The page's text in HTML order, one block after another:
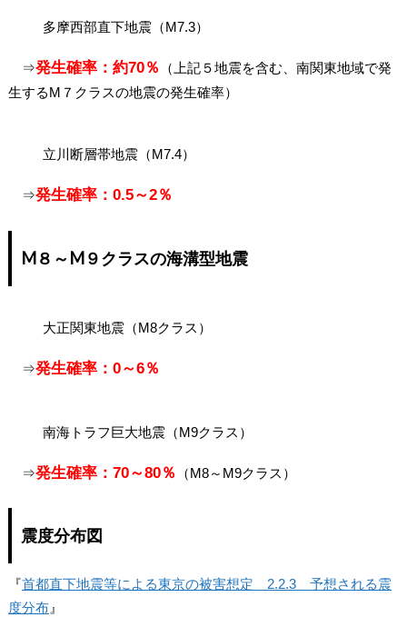
多摩西部直下地震（M7.3）
⇒発生確率：約70％
（上記５地震を含む、南関東地域で発
生するM７クラスの地震の発生確率）
立川断層帯地震（M7.4）
⇒発生確率：0.5～2％
M８～M９クラスの海溝型地震
大正関東地震（M8クラス）
⇒発生確率：0～6％
南海トラフ巨大地震（M9クラス）
⇒発生確率：70～80％ （M8～M9クラス）
震度分布図
『首都直下地震等による東京の被害想定 2.2.3 予想される震
度分布』